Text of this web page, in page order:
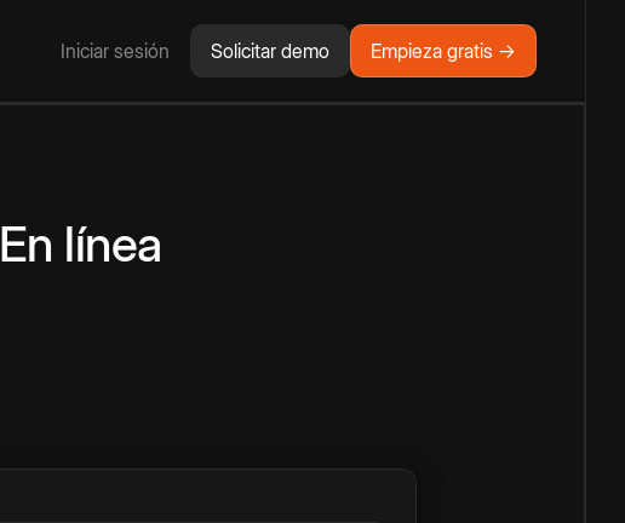
Iniciar sesión Solicitar demo Empieza gratis →
En línea